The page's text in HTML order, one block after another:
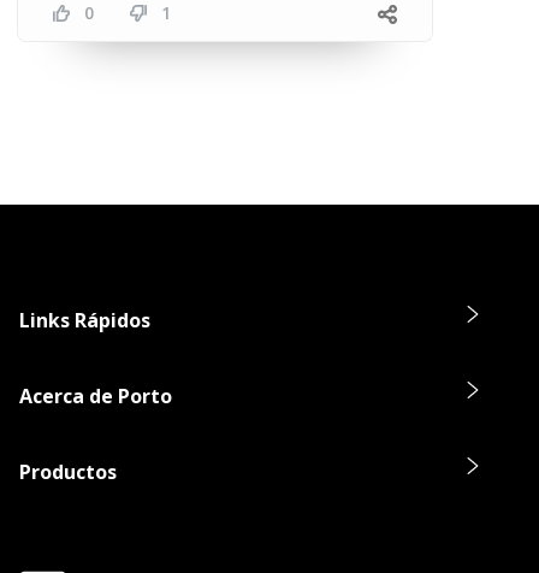
0 1
Links Rápidos
Acerca de Porto
Productos